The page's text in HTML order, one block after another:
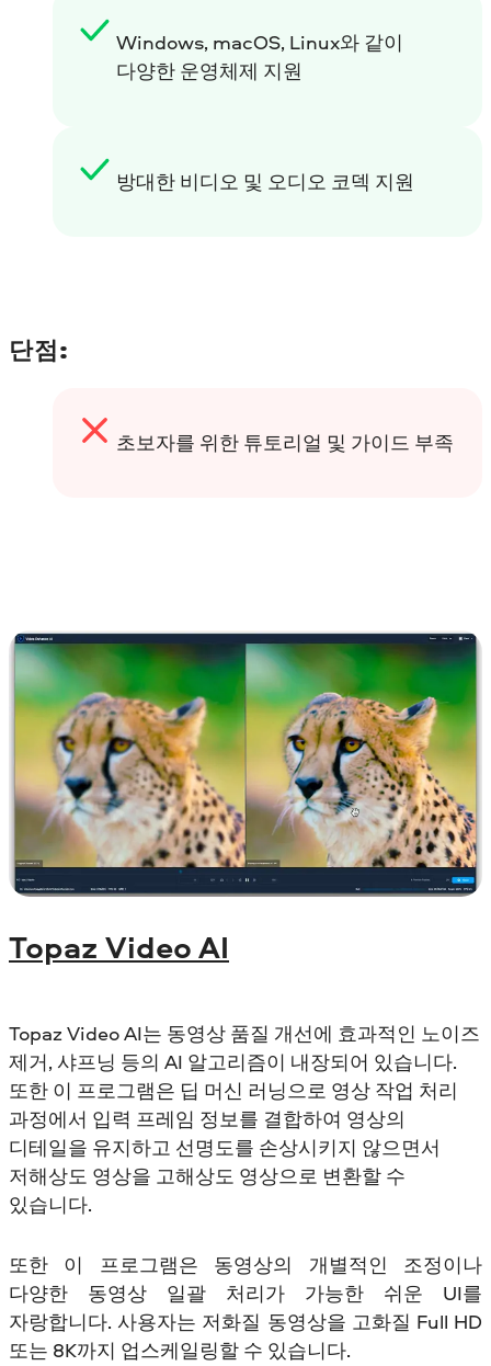
Windows, macOS, Linux와 같이
다양한 운영체제 지원
방대한 비디오 및 오디오 코덱 지원
단점:
초보자를 위한 튜토리얼 및 가이드 부족
Topaz Video AI
Topaz Video AI는 동영상 품질 개선에 효과적인 노이즈
제거, 샤프닝 등의 AI 알고리즘이 내장되어 있습니다.
또한 이 프로그램은 딥 머신 러닝으로 영상 작업 처리
과정에서 입력 프레임 정보를 결합하여 영상의
디테일을 유지하고 선명도를 손상시키지 않으면서
저해상도 영상을 고해상도 영상으로 변환할 수
있습니다.
또한 이 프로그램은 동영상의 개별적인 조정이나
다양한 동영상 일괄 처리가 가능한 쉬운 UI를
자랑합니다. 사용자는 저화질 동영상을 고화질 Full HD
또는 8K까지 업스케일링할 수 있습니다.